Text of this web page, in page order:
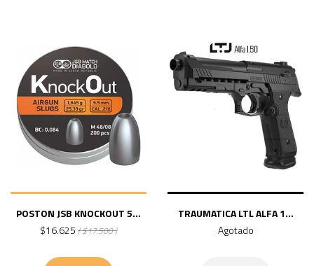
POSTON JSB KNOCKOUT 5...
$16.625 ( $17.500 )
TRAUMATICA LTL ALFA 1...
Agotado